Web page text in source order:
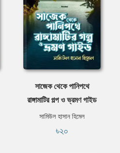
সাজেক থেকে পানিপথে
রাঙ্গামাটির গল্প ও ভ্রমণ গাইড
সামিউল হাসান হিমেল
৳২০